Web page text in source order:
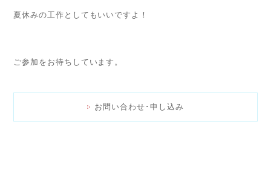
夏休みの工作としてもいいですよ！
ご参加をお待ちしています。
お問い合わせ･申し込み